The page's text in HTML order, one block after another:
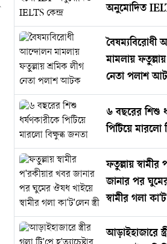
অনুমোদিত
বৈষম্যবিরোধী
মামলায়
নেতা পলাশ
৬ বছরের শিশু
পিটিয়ে মারলো
ফতুল্লায়
জানার পর
স্বামীর গলা
আড়াইহাজারে